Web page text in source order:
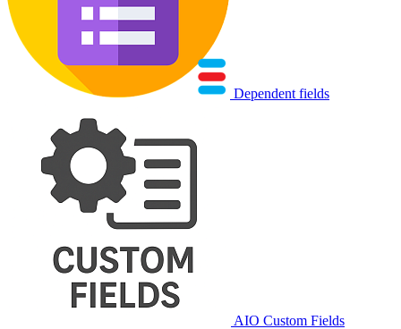
Dependent fields
AIO Custom Fields